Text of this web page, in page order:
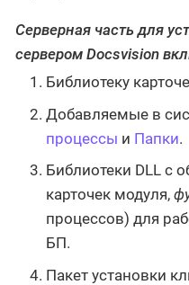
Серверная часть для
сервером Docsvision
Библиотеку
Добавляемые в
процессы и Папки.
Библиотеки DLL с
карточек модуля,
процессов) для
БП.
Пакет установки